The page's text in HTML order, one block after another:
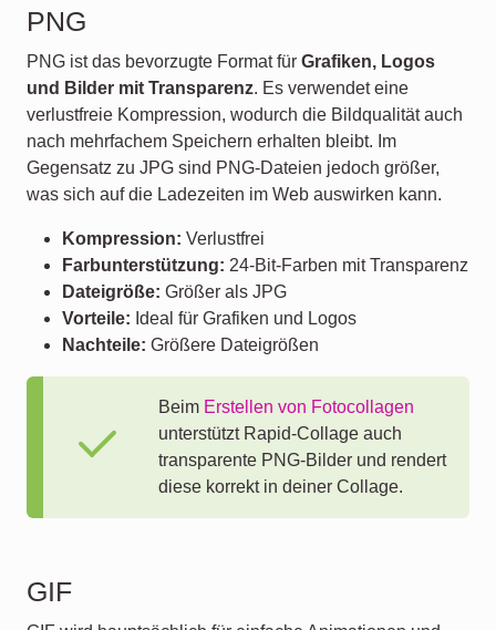
PNG
PNG ist das bevorzugte Format für Grafiken, Logos
und Bilder mit Transparenz. Es verwendet eine
verlustfreie Kompression, wodurch die Bildqualität auch
nach mehrfachem Speichern erhalten bleibt. Im
Gegensatz zu JPG sind PNG-Dateien jedoch größer,
was sich auf die Ladezeiten im Web auswirken kann.
Kompression: Verlustfrei
Farbunterstützung: 24-Bit-Farben mit Transparenz
Dateigröße: Größer als JPG
Vorteile: Ideal für Grafiken und Logos
Nachteile: Größere Dateigrößen
Beim Erstellen von Fotocollagen
unterstützt Rapid-Collage auch
transparente PNG-Bilder und rendert
diese korrekt in deiner Collage.
GIF